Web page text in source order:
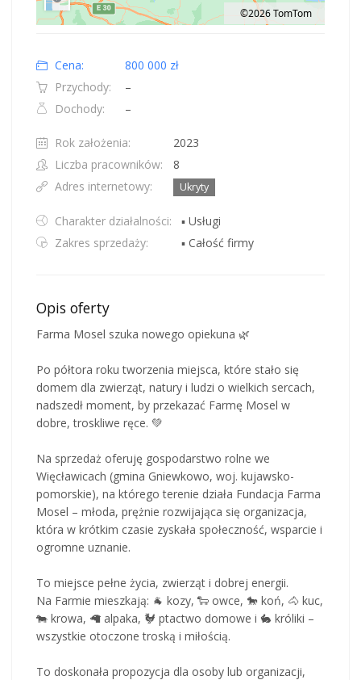
Road
©2026 TomTom
Cena:
800 000 zł
Przychody:
–
Dochody:
–
Rok założenia:
2023
Liczba pracowników:
8
Adres internetowy:
Ukryty
Charakter działalności:
▪ Usługi
Zakres sprzedaży:
▪ Całość firmy
Opis oferty
Farma Mosel szuka nowego opiekuna 🌿
Po półtora roku tworzenia miejsca, które stało się
domem dla zwierząt, natury i ludzi o wielkich sercach,
nadszedł moment, by przekazać Farmę Mosel w
dobre, troskliwe ręce. 💚
Na sprzedaż oferuję gospodarstwo rolne we
Więcławicach (gmina Gniewkowo, woj. kujawsko-
pomorskie), na którego terenie działa Fundacja Farma
Mosel – młoda, prężnie rozwijająca się organizacja,
która w krótkim czasie zyskała społeczność, wsparcie i
ogromne uznanie.
To miejsce pełne życia, zwierząt i dobrej energii.
Na Farmie mieszkają: 🐐 kozy, 🐑 owce, 🐎 koń, 🐴 kuc,
🐄 krowa, 🦙 alpaka, 🐓 ptactwo domowe i 🐇 króliki –
wszystkie otoczone troską i miłością.
To doskonała propozycja dla osoby lub organizacji,